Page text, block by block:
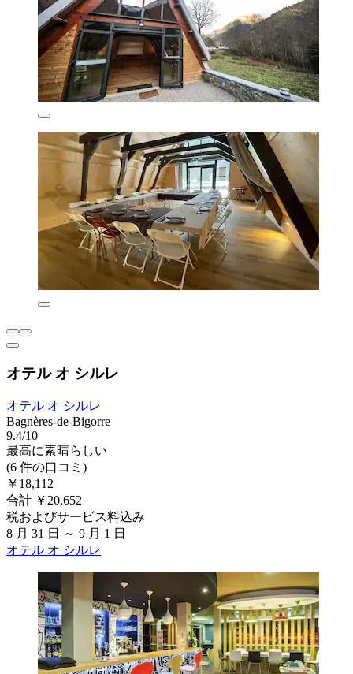
オテル オ シルレ
オテル オ シルレ
Bagnères-de-Bigorre
9.4/10
最高に素晴らしい
(6 件の口コミ)
￥18,112
合計 ￥20,652
税およびサービス料込み
8 月 31 日 ～ 9 月 1 日
オテル オ シルレ